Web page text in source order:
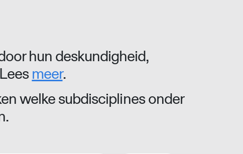
hun deskundigheid,
meer.
welke subdisciplines onder